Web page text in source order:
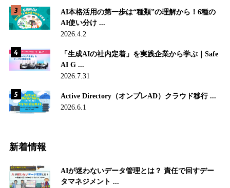
AI本格活用の第一歩は“種類”の理解から！6種の
AI使い分け ...
2026.4.2
「生成AIの社内定着」を実践企業から学ぶ｜Safe
AI G ...
2026.7.31
Active Directory（オンプレAD）クラウド移行 ...
2026.6.1
新着情報
AIが迷わないデータ管理とは？ 責任で回すデー
タマネジメント ...